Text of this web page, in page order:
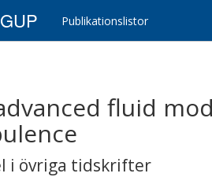
GUP Publikationslistor
fluid
i övriga tidskrifter